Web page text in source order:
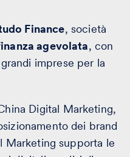
Finance, società
agevolata, con
imprese per la
Digital Marketing,
dei brand
Marketing supporta le